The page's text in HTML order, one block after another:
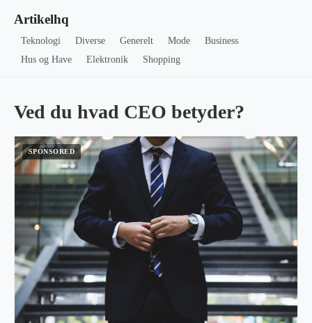
Artikelhq
Teknologi Diverse Generelt Mode
Business
Hus og Have
Elektronik Shopping
Ved du hvad CEO betyder?